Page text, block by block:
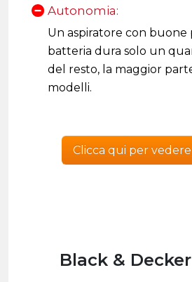
Autonomia:
Un aspiratore con buone
batteria dura solo un
del resto, la maggior
modelli.
Clicca qui per
Black &